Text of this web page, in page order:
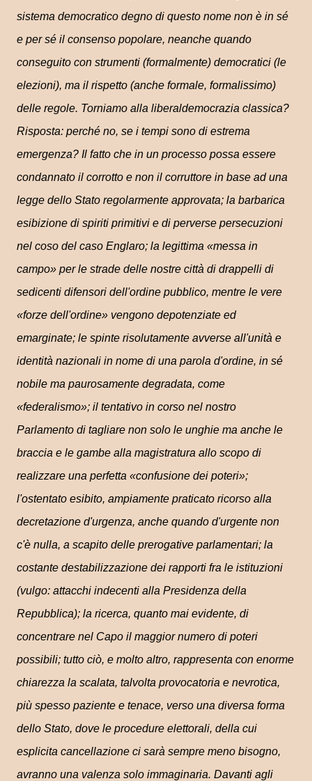
sistema democratico degno di questo nome non è in sé
e per sé il consenso popolare, neanche quando
conseguito con strumenti (formalmente) democratici (le
elezioni), ma il rispetto (anche formale, formalissimo)
delle regole. Torniamo alla liberaldemocrazia classica?
Risposta: perché no, se i tempi sono di estrema
emergenza? Il fatto che in un processo possa essere
condannato il corrotto e non il corruttore in base ad una
legge dello Stato regolarmente approvata; la barbarica
esibizione di spiriti primitivi e di perverse persecuzioni
nel coso del caso Englaro; la legittima «messa in
campo» per le strade delle nostre città di drappelli di
sedicenti difensori dell'ordine pubblico, mentre le vere
«forze dell'ordine» vengono depotenziate ed
emarginate; le spinte risolutamente avverse all'unità e
identità nazionali in nome di una parola d'ordine, in sé
nobile ma paurosamente degradata, come
«federalismo»; il tentativo in corso nel nostro
Parlamento di tagliare non solo le unghie ma anche le
braccia e le gambe alla magistratura allo scopo di
realizzare una perfetta «confusione dei poteri»;
l'ostentato esibito, ampiamente praticato ricorso alla
decretazione d'urgenza, anche quando d'urgente non
c'è nulla, a scapito delle prerogative parlamentari; la
costante destabilizzazione dei rapporti fra le istituzioni
(vulgo: attacchi indecenti alla Presidenza della
Repubblica); la ricerca, quanto mai evidente, di
concentrare nel Capo il maggior numero di poteri
possibili; tutto ciò, e molto altro, rappresenta con enorme
chiarezza la scalata, talvolta provocatoria e nevrotica,
più spesso paziente e tenace, verso una diversa forma
dello Stato, dove le procedure elettorali, della cui
esplicita cancellazione ci sarà sempre meno bisogno,
avranno una valenza solo immaginaria. Davanti agli